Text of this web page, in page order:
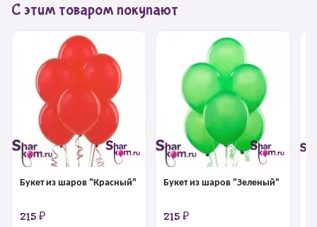
С этим товаром покупают
Букет из шаров "Красный"
215 ₽
Букет из шаров "Зеленый"
215 ₽